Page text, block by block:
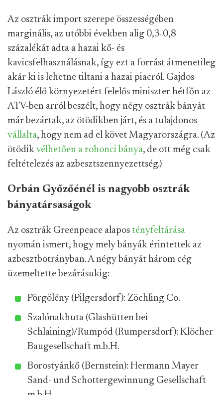
Az osztrák import szerepe összességében
marginális, az utóbbi években alig 0,3-0,8
százalékát adta a hazai kő- és
kavicsfelhasználásnak, így ezt a forrást átmenetileg
akár ki is lehetne tiltani a hazai piacról. Gajdos
László élő környezetért felelős miniszter hétfőn az
ATV-ben arról beszélt, hogy négy osztrák bányát
már bezártak, az ötödikben járt, és a tulajdonos
vállalta, hogy nem ad el követ Magyarországra. (Az
ötödik vélhetően a rohonci bánya, de ott még csak
feltételezés az azbesztszennyezettség.)
Orbán Győzőénél is nagyobb osztrák
bányatársaságok
Az osztrák Greenpeace alapos tényfeltárása
nyomán ismert, hogy mely bányák érintettek az
azbesztbotrányban. A négy bányát három cég
üzemeltette bezárásukig:
Pörgölény (Pilgersdorf): Zöchling Co.
Szalónakhuta (Glashütten bei
Schlaining)/Rumpód (Rumpersdorf): Klöcher
Baugesellschaft m.b.H.
Borostyánkő (Bernstein): Hermann Mayer
Sand- und Schottergewinnung Gesellschaft